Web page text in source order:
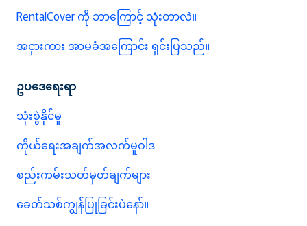
RentalCover ကို ဘာကြောင့် သုံးတာလဲ။
အငှားကား အာမခံအကြောင်း ရှင်းပြသည်။
ဥပဒေရေးရာ
သုံးစွဲနိုင်မှု
ကိုယ်ရေးအချက်အလက်မူဝါဒ
စည်းကမ်းသတ်မှတ်ချက်များ
ခေတ်သစ်ကျွန်ပြုခြင်းပဲနော်။